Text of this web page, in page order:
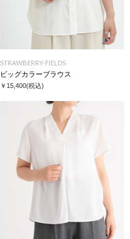
STRAWBERRY-FIELDS
ビッグカラーブラウス
￥15,400(税込)